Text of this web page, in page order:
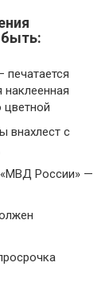
наклеенная
цветной
внахлест с
«МВД России» —